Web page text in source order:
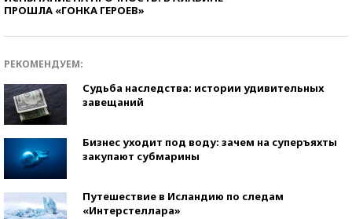
ПРОШЛА «ГОНКА ГЕРОЕВ»
РЕКОМЕНДУЕМ:
Судьба наследства: истории удивительных
завещаний
Бизнес уходит под воду: зачем на суперъяхты
закупают субмарины
Путешествие в Исландию по следам
«Интерстеллара»